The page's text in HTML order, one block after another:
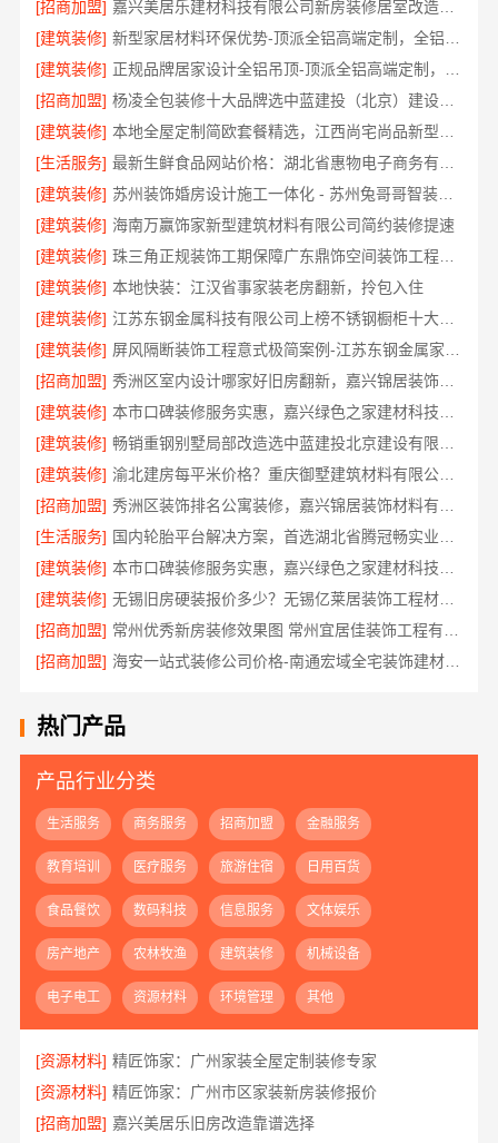
[招商加盟]
嘉兴美居乐建材科技有限公司新房装修居室改造预约上门
[建筑装修]
[建筑装修]
[招商加盟]
杨凌全包装修十大品牌选中蓝建投（北京）建设有限公司武功分公司
[建筑装修]
[生活服务]
[建筑装修]
苏州装饰婚房设计施工一体化 - 苏州兔哥哥智装新材料有限公司
[建筑装修] 海南万赢饰家新型建筑材料有限公司简约装修提速
[建筑装修]
珠三角正规装饰工期保障广东鼎饰空间装饰工程有限公司
[建筑装修] 本地快装：江汉省事家装老房翻新，拎包入住
[建筑装修]
江苏东钢金属科技有限公司上榜不锈钢橱柜十大品牌
[建筑装修]
[招商加盟]
秀洲区室内设计哪家好旧房翻新，嘉兴锦居装饰材料有限公司
[建筑装修]
[建筑装修]
[建筑装修]
渝北建房每平米价格？重庆御墅建筑材料有限公司环保材料
[招商加盟]
[生活服务]
[建筑装修]
[建筑装修]
无锡旧房硬装报价多少？无锡亿莱居装饰工程材料有限公司给出透明答案
[招商加盟]
[招商加盟]
海安一站式装修公司价格-南通宏域全宅装饰建材有限公司
热门产品
产品行业分类
生活服务 商务服务 招商加盟 金融服务
教育培训 医疗服务 旅游住宿 日用百货
食品餐饮 数码科技 信息服务 文体娱乐
房产地产 农林牧渔 建筑装修 机械设备
电子电工 资源材料 环境管理 其他
[资源材料] 精匠饰家：广州家装全屋定制装修专家
[资源材料] 精匠饰家：广州市区家装新房装修报价
[招商加盟] 嘉兴美居乐旧房改造靠谱选择